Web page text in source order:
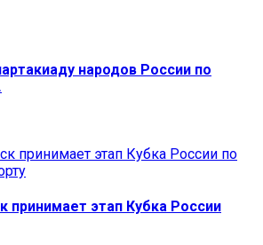
народов России по
принимает этап Кубка России